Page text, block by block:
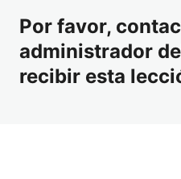
4 lecciones
Marzo 2026
Tema 55. Distribución de
Por favor,
administrador
recibir esta